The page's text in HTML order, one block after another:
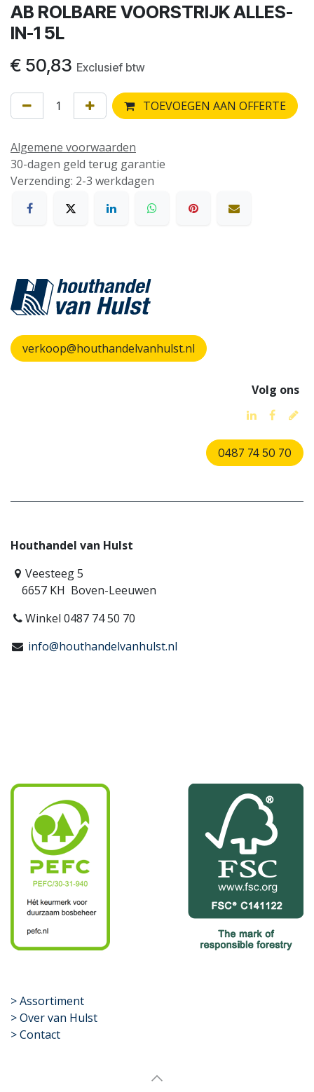
AB ROLBARE VOORSTRIJK ALLES-
IN-1 5L
€ 50,83 Exclusief btw
TOEVOEGEN AAN OFFERTE
Algemene voorwaarden
30-dagen geld terug garantie
Verzending: 2-3 werkdagen
verkoop@houthandelvanhulst.nl
Volg ons
0487 74 50 70
Houthandel van Hulst
Veesteeg 5
6657 KH Boven-Leeuwen
Winkel 0487 74 50 70
info@houthandelvanhulst.nl
​>Assortiment
> Over van Hulst
> Contact